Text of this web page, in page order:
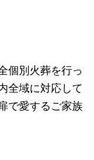
個別火葬を行っ
全域に対応して
で愛するご家族